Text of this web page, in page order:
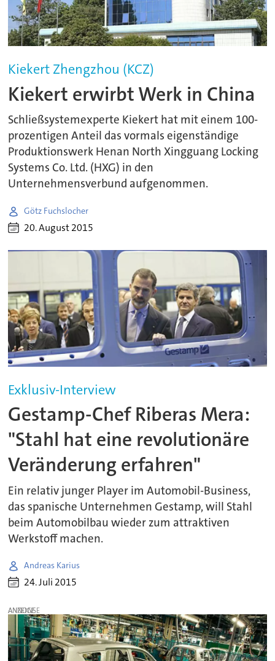
Kiekert Zhengzhou (KCZ)
Kiekert erwirbt Werk in China
Schließsystemexperte Kiekert hat mit einem 100-
prozentigen Anteil das vormals eigenständige
Produktionswerk Henan North Xingguang Locking
Systems Co. Ltd. (HXG) in den
Unternehmensverbund aufgenommen.
Götz Fuchslocher
20. August 2015
Exklusiv-Interview
Gestamp-Chef Riberas Mera:
"Stahl hat eine revolutionäre
Veränderung erfahren"
Ein relativ junger Player im Automobil-Business,
das spanische Unternehmen Gestamp, will Stahl
beim Automobilbau wieder zum attraktiven
Werkstoff machen.
Andreas Karius
24. Juli 2015
ANZEIGE